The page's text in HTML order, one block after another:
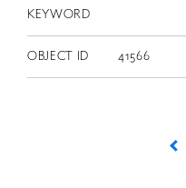
KEYWORD
OBJECT ID 41566